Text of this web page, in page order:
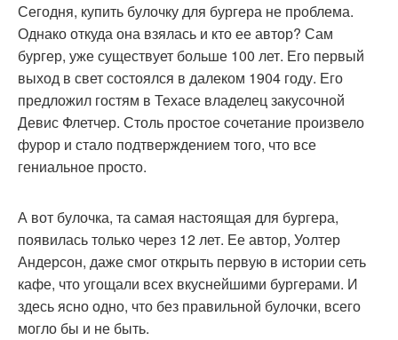
Сегодня, купить булочку для бургера не проблема.
Однако откуда она взялась и кто ее автор? Сам
бургер, уже существует больше 100 лет. Его первый
выход в свет состоялся в далеком 1904 году. Его
предложил гостям в Техасе владелец закусочной
Девис Флетчер. Столь простое сочетание произвело
фурор и стало подтверждением того, что все
гениальное просто.
А вот булочка, та самая настоящая для бургера,
появилась только через 12 лет. Ее автор, Уолтер
Андерсон, даже смог открыть первую в истории сеть
кафе, что угощали всех вкуснейшими бургерами. И
здесь ясно одно, что без правильной булочки, всего
могло бы и не быть.